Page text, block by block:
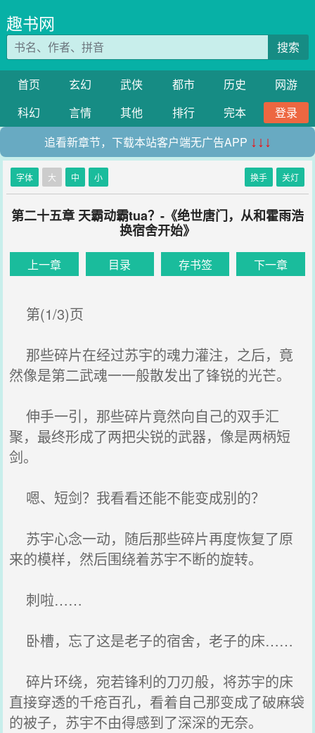
趣书网
搜索
首页 玄幻 武侠 都市 历史
网游
科幻
言情 其他 排行 完本
登录
追看新章节，下载本站客户端无广告APP ↓↓↓
字体 大 中 小 换手 关灯
第二十五章 天霸动霸tua？-《绝世唐门，从和霍雨浩
换宿舍开始》
上一章 目录 存书签 下一章
第(1/3)页
那些碎片在经过苏宇的魂力灌注，之后，竟
然像是第二武魂一一般散发出了锋锐的光芒。
伸手一引，那些碎片竟然向自己的双手汇
聚，最终形成了两把尖锐的武器，像是两柄短
剑。
嗯、短剑？我看看还能不能变成别的？
苏宇心念一动，随后那些碎片再度恢复了原
来的模样，然后围绕着苏宇不断的旋转。
刺啦……
卧槽，忘了这是老子的宿舍，老子的床……
碎片环绕，宛若锋利的刀刃般，将苏宇的床
直接穿透的千疮百孔，看着自己那变成了破麻袋
的被子，苏宇不由得感到了深深的无奈。